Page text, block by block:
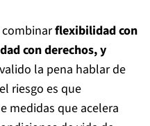
flexibilidad con
con derechos, y
la pena hablar de
riesgo es que
medidas que acelera